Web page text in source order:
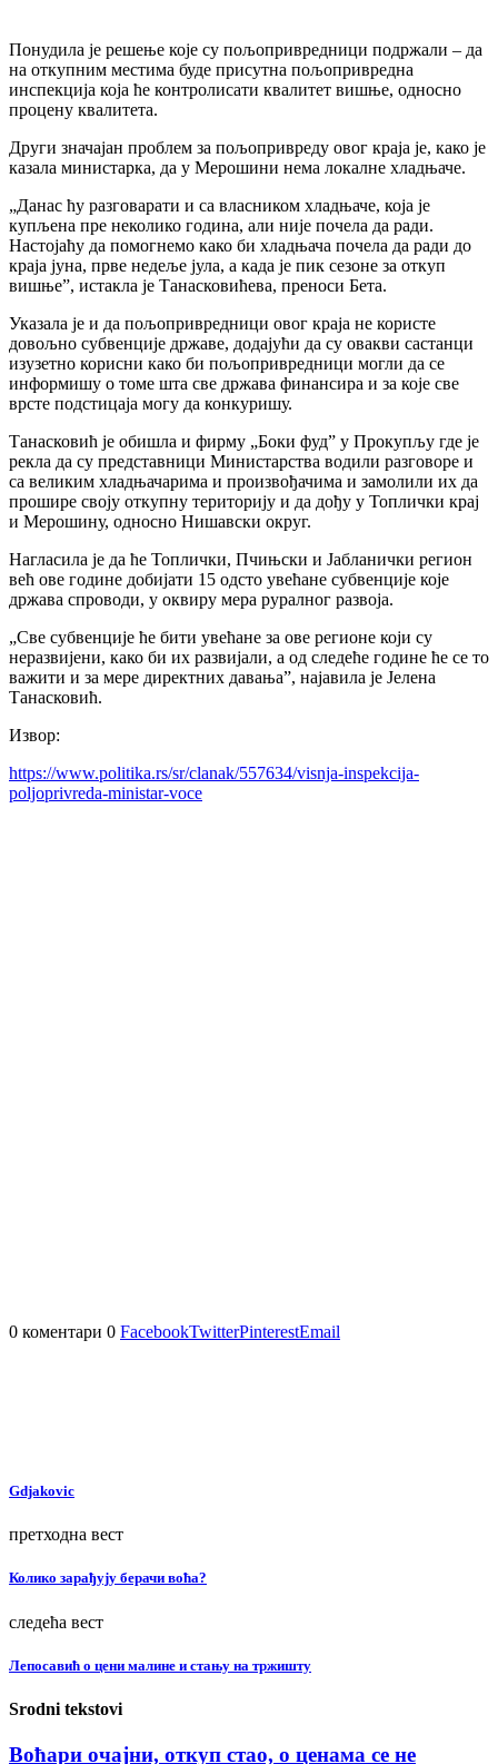
Понудила је решење које су пољопривредници подржали – да
на откупним местима буде присутна пољопривредна
инспекција која ће контролисати квалитет вишње, односно
процену квалитета.
Други значајан проблем за пољопривреду овог краја је, како је
казала министарка, да у Мерошини нема локалне хладњаче.
„Данас ћу разговарати и са власником хладњаче, која је
купљена пре неколико година, али није почела да ради.
Настојаћу да помогнемо како би хладњача почела да ради до
краја јуна, прве недеље јула, а када је пик сезоне за откуп
вишње”, истакла је Танасковићева, преноси Бета.
Указала је и да пољопривредници овог краја не користе
довољно субвенције државе, додајући да су овакви састанци
изузетно корисни како би пољопривредници могли да се
информишу о томе шта све држава финансира и за које све
врсте подстицаја могу да конкуришу.
Танасковић је обишла и фирму „Боки фуд” у Прокупљу где је
рекла да су представници Министарства водили разговоре и
са великим хладњачарима и произвођачима и замолили их да
прошире своју откупну територију и да дођу у Топлички крај
и Мерошину, односно Нишавски округ.
Нагласила је да ће Топлички, Пчињски и Јабланички регион
већ ове године добијати 15 одсто увећане субвенције које
држава спроводи, у оквиру мера руралног развоја.
„Све субвенције ће бити увећане за ове регионе који су
неразвијени, како би их развијали, а од следеће године ће се то
важити и за мере директних давања”, најавила је Јелена
Танасковић.
Извор:
https://www.politika.rs/sr/clanak/557634/visnja-inspekcija-
poljoprivreda-ministar-voce
0 коментари 0 FacebookTwitterPinterestEmail
Gdjakovic
претходна вест
Колико зарађују берачи воћа?
следећа вест
Лепосавић о цени малине и стању на тржишту
Srodni tekstovi
Воћари очајни, откуп стао, о ценама се не